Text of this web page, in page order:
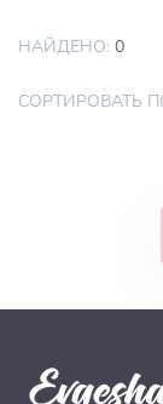
НАЙДЕНО: 0
СОРТИРОВАТЬ